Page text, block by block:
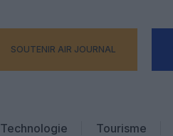
SOUTENIR AIR JOURNAL
Technologie
Tourisme